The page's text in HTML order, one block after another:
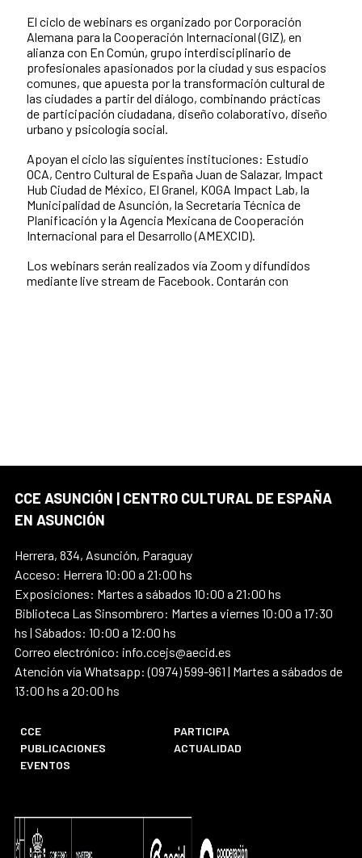
El ciclo de webinars es organizado por Corporación
Alemana para la Cooperación Internacional (GIZ), en
alianza con En Común, grupo interdisciplinario de
profesionales apasionados por la ciudad y sus espacios
comunes, que apuesta por la transformación cultural de
las ciudades a partir del diálogo, combinando prácticas
de participación ciudadana, diseño colaborativo, diseño
urbano y psicología social.
Apoyan el ciclo las siguientes instituciones: Estudio
OCA, Centro Cultural de España Juan de Salazar, Impact
Hub Ciudad de México, El Granel, KOGA Impact Lab, la
Municipalidad de Asunción, la Secretaría Técnica de
Planificación y la Agencia Mexicana de Cooperación
Internacional para el Desarrollo (AMEXCID).
Los webinars serán realizados vía Zoom y difundidos
mediante live stream de Facebook. Contarán con
CCE ASUNCIÓN | CENTRO CULTURAL DE ESPAÑA
EN ASUNCIÓN
Herrera, 834, Asunción, Paraguay
Acceso: Herrera 10:00 a 21:00 hs
Exposiciones: Martes a sábados 10:00 a 21:00 hs
Biblioteca Las Sinsombrero: Martes a viernes 10:00 a 17:30
hs | Sábados: 10:00 a 12:00 hs
Correo electrónico: info.ccejs@aecid.es
Atención vía Whatsapp: (0974) 599-961 | Martes a sábados de
13:00 hs a 20:00 hs
CCE
PARTICIPA
PUBLICACIONES
ACTUALIDAD
EVENTOS